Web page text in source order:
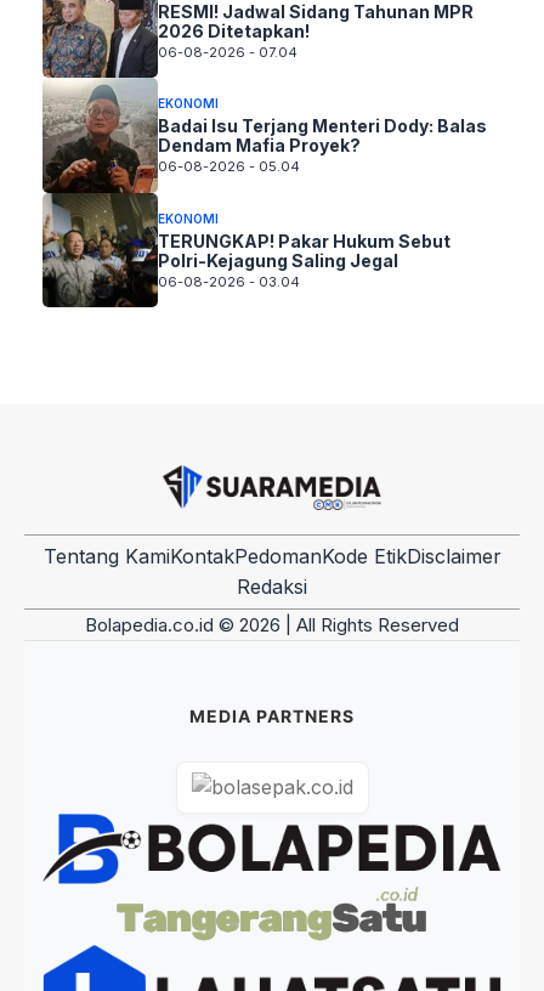
RESMI! Jadwal Sidang Tahunan MPR
2026 Ditetapkan!
06-08-2026 - 07.04
EKONOMI
Badai Isu Terjang Menteri Dody: Balas
Dendam Mafia Proyek?
06-08-2026 - 05.04
EKONOMI
TERUNGKAP! Pakar Hukum Sebut
Polri-Kejagung Saling Jegal
06-08-2026 - 03.04
Tentang KamiKontakPedomanKode EtikDisclaimer
Redaksi
Bolapedia.co.id © 2026 | All Rights Reserved
MEDIA PARTNERS